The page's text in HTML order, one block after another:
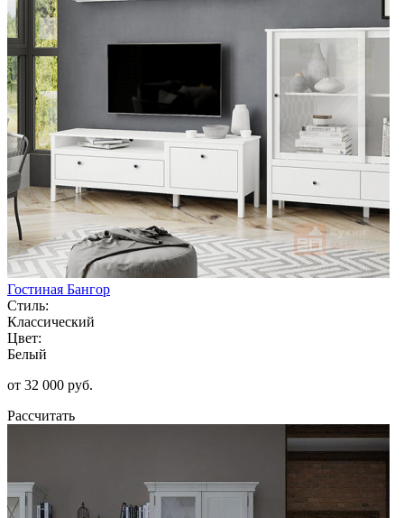
Гостиная Бангор
Стиль:
Классический
Цвет:
Белый
от 32 000 руб.
Рассчитать